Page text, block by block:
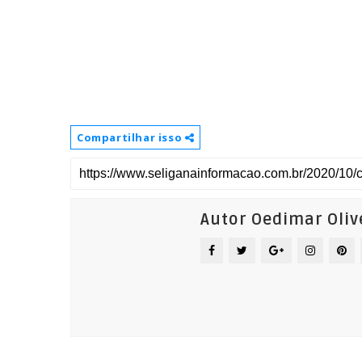
Compartilhar isso
Autor Oedimar